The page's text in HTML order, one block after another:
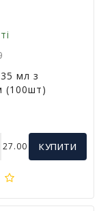
мл з
(100шт)
27.00 КУПИТИ